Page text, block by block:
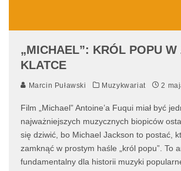
„MICHAEL”: KRÓL POPU W
KLATCE
Marcin Puławski Muzykwariat 2
Film „Michael” Antoine’a Fuqui miał być
najważniejszych muzycznych biopiców
się dziwić, bo Michael Jackson to postać,
zamknąć w prostym haśle „król popu”. To
fundamentalny dla historii muzyki